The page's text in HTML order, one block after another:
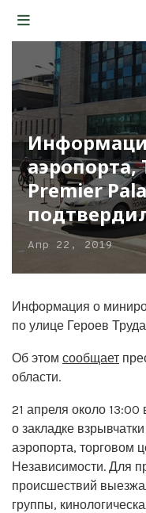
Premier
Апр 22, 2019
Информация о
по улице Героев
Об этом сообщает
области.
21 апреля около
о закладке
аэропорта, торговом
Независимости. Для
происшествий
группы,